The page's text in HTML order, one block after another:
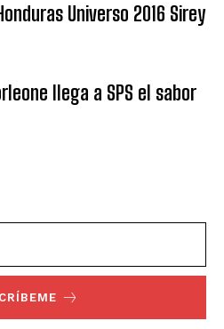
Universo 2016 Sirey
llega a SPS el sabor